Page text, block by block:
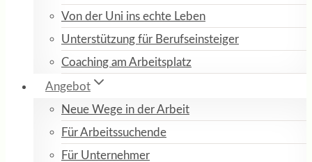
Von der Uni ins echte Leben
Unterstützung für Berufseinsteiger
Coaching am Arbeitsplatz
Angebot
Neue Wege in der Arbeit
Für Arbeitssuchende
Für Unternehmer